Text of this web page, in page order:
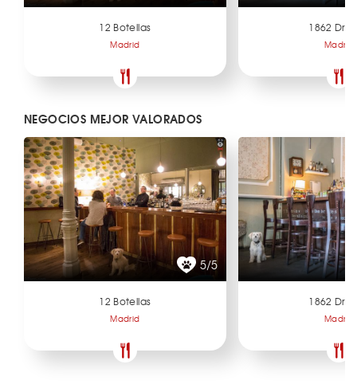
12 Botellas
Madrid
1862 Dry
Madrid
NEGOCIOS MEJOR VALORADOS
5/5
12 Botellas
Madrid
1862 Dry
Madrid